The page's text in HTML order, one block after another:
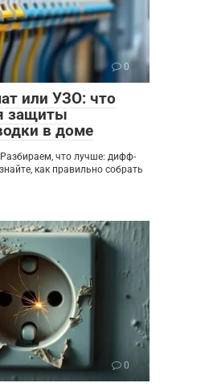
0
или УЗО: что
защиты
в доме
что лучше: дифф-
как правильно собрать
0